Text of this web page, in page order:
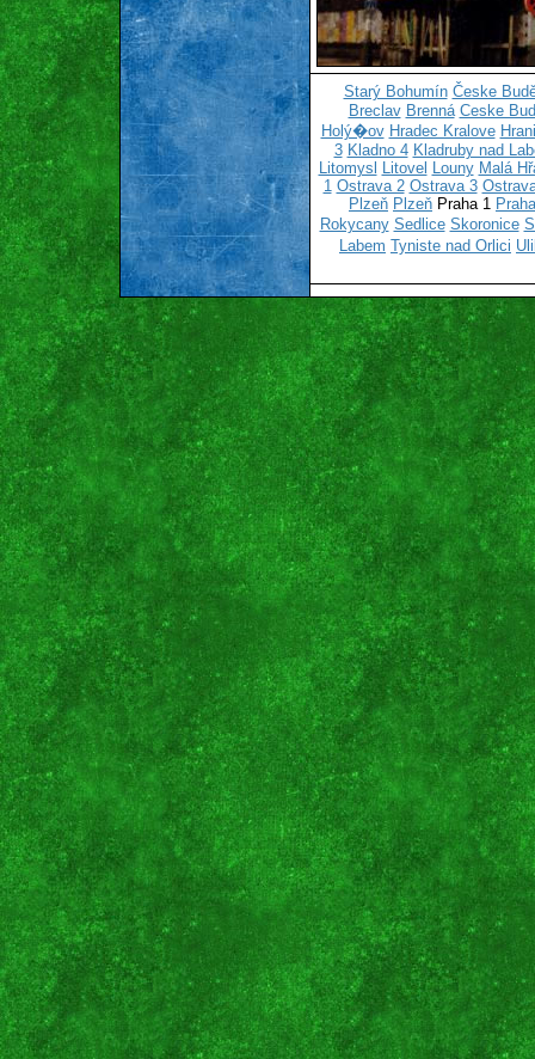
Starý Bohumín Česke
Breclav Brenná Ceske
Holý�ov Hradec Kralove
3 Kladno 4 Kladruby nad
Litomysl
Litovel Louny Malá
1 Ostrava 2 Ostrava 3
Plzeň Plzeň Praha 1
Rokycany Sedlice Skoronice
Labem Tyniste nad Orlici